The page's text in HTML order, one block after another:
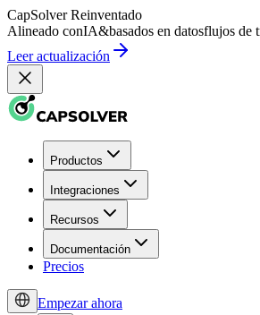
CapSolver Reinventado
Alineado conIA&basados en datosflujos de
Leer actualización
Productos
Integraciones
Recursos
Documentación
Precios
Empezar ahora